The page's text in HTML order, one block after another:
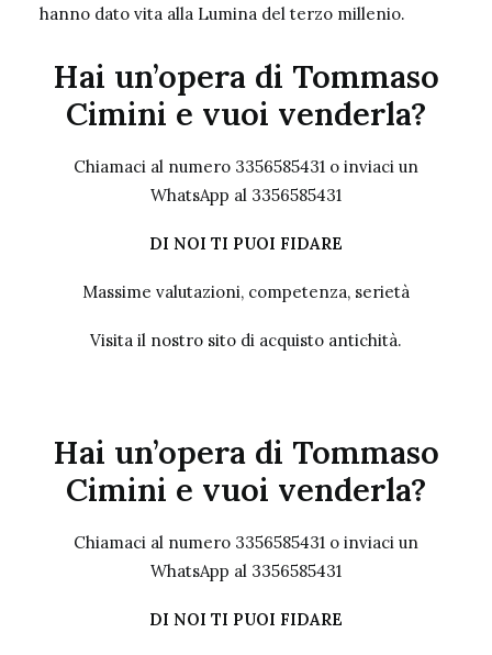
hanno dato vita alla Lumina del terzo millenio.
Hai un’opera di Tommaso
Cimini e vuoi venderla?
Chiamaci al numero 3356585431 o inviaci un
WhatsApp al 3356585431
DI NOI TI PUOI FIDARE
Massime valutazioni, competenza, serietà
Visita il nostro sito di acquisto antichità.
Hai un’opera di Tommaso
Cimini e vuoi venderla?
Chiamaci al numero 3356585431 o inviaci un
WhatsApp al 3356585431
DI NOI TI PUOI FIDARE